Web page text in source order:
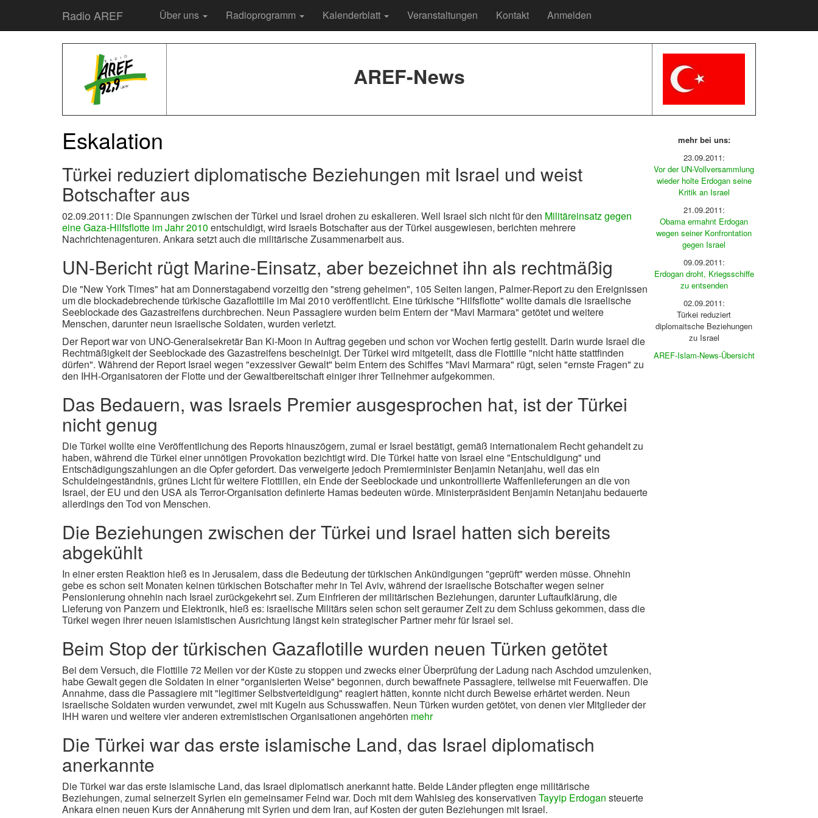
Radio AREF Über uns Radioprogramm Kalenderblatt Veranstaltungen Kontakt Anmelden
AREF-News
Eskalation
Türkei reduziert diplomatische Beziehungen mit Israel und weist
Botschafter aus
02.09.2011: Die Spannungen zwischen der Türkei und Israel drohen zu eskalieren. Weil Israel sich nicht für den Militäreinsatz gegen
eine Gaza-Hilfsflotte im Jahr 2010 entschuldigt, wird Israels Botschafter aus der Türkei ausgewiesen, berichten mehrere
Nachrichtenagenturen. Ankara setzt auch die militärische Zusammenarbeit aus.
UN-Bericht rügt Marine-Einsatz, aber bezeichnet ihn als rechtmäßig
Die "New York Times" hat am Donnerstagabend vorzeitig den "streng geheimen", 105 Seiten langen, Palmer-Report zu den Ereignissen
um die blockadebrechende türkische Gazaflottille im Mai 2010 veröffentlicht. Eine türkische "Hilfsflotte" wollte damals die israelische
Seeblockade des Gazastreifens durchbrechen. Neun Passagiere wurden beim Entern der "Mavi Marmara" getötet und weitere
Menschen, darunter neun israelische Soldaten, wurden verletzt.
Der Report war von UNO-Generalsekretär Ban Ki-Moon in Auftrag gegeben und schon vor Wochen fertig gestellt. Darin wurde Israel die
Rechtmäßigkeit der Seeblockade des Gazastreifens bescheinigt. Der Türkei wird mitgeteilt, dass die Flottille "nicht hätte stattfinden
dürfen". Während der Report Israel wegen "exzessiver Gewalt" beim Entern des Schiffes "Mavi Marmara" rügt, seien "ernste Fragen" zu
den IHH-Organisatoren der Flotte und der Gewaltbereitschaft einiger ihrer Teilnehmer aufgekommen.
Das Bedauern, was Israels Premier ausgesprochen hat, ist der Türkei
nicht genug
Die Türkei wollte eine Veröffentlichung des Reports hinauszögern, zumal er Israel bestätigt, gemäß internationalem Recht gehandelt zu
haben, während die Türkei einer unnötigen Provokation bezichtigt wird. Die Türkei hatte von Israel eine "Entschuldigung" und
Entschädigungszahlungen an die Opfer gefordert. Das verweigerte jedoch Premierminister Benjamin Netanjahu, weil das ein
Schuldeingeständnis, grünes Licht für weitere Flottillen, ein Ende der Seeblockade und unkontrollierte Waffenlieferungen an die von
Israel, der EU und den USA als Terror-Organisation definierte Hamas bedeuten würde. Ministerpräsident Benjamin Netanjahu bedauerte
allerdings den Tod von Menschen.
Die Beziehungen zwischen der Türkei und Israel hatten sich bereits
abgekühlt
In einer ersten Reaktion hieß es in Jerusalem, dass die Bedeutung der türkischen Ankündigungen "geprüft" werden müsse. Ohnehin
gebe es schon seit Monaten keinen türkischen Botschafter mehr in Tel Aviv, während der israelische Botschafter wegen seiner
Pensionierung ohnehin nach Israel zurückgekehrt sei. Zum Einfrieren der militärischen Beziehungen, darunter Luftaufklärung, die
Lieferung von Panzern und Elektronik, hieß es: israelische Militärs seien schon seit geraumer Zeit zu dem Schluss gekommen, dass die
Türkei wegen ihrer neuen islamistischen Ausrichtung längst kein strategischer Partner mehr für Israel sei.
Beim Stop der türkischen Gazaflotille wurden neuen Türken getötet
Bei dem Versuch, die Flottille 72 Meilen vor der Küste zu stoppen und zwecks einer Überprüfung der Ladung nach Aschdod umzulenken,
habe Gewalt gegen die Soldaten in einer "organisierten Weise" begonnen, durch bewaffnete Passagiere, teilweise mit Feuerwaffen. Die
Annahme, dass die Passagiere mit "legitimer Selbstverteidigung" reagiert hätten, konnte nicht durch Beweise erhärtet werden. Neun
israelische Soldaten wurden verwundet, zwei mit Kugeln aus Schusswaffen. Neun Türken wurden getötet, von denen vier Mitglieder der
IHH waren und weitere vier anderen extremistischen Organisationen angehörten mehr
Die Türkei war das erste islamische Land, das Israel diplomatisch
anerkannte
Die Türkei war das erste islamische Land, das Israel diplomatisch anerkannt hatte. Beide Länder pflegten enge militärische
Beziehungen, zumal seinerzeit Syrien ein gemeinsamer Feind war. Doch mit dem Wahlsieg des konservativen Tayyip Erdogan steuerte
Ankara einen neuen Kurs der Annäherung mit Syrien und dem Iran, auf Kosten der guten Beziehungen mit Israel.
mehr bei uns:
23.09.2011:
Vor der UN-Vollversammlung
wieder holte Erdogan seine
Kritik an Israel
21.09.2011:
Obama ermahnt Erdogan
wegen seiner Konfrontation
gegen Israel
09.09.2011:
Erdogan droht, Kriegsschiffe
zu entsenden
02.09.2011:
Türkei reduziert
diplomaitsche Beziehungen
zu Israel
AREF-Islam-News-Übersicht